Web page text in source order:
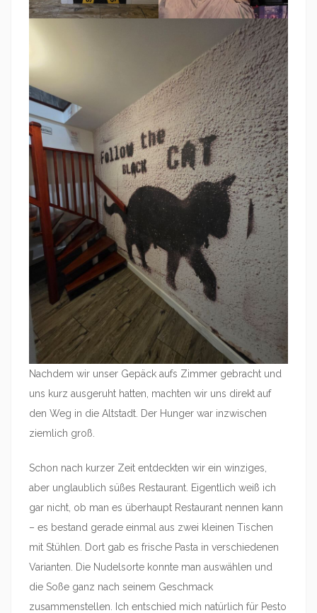
Nachdem wir unser Gepäck aufs Zimmer gebracht und
uns kurz ausgeruht hatten, machten wir uns direkt auf
den Weg in die Altstadt. Der Hunger war inzwischen
ziemlich groß.
Schon nach kurzer Zeit entdeckten wir ein winziges,
aber unglaublich süßes Restaurant. Eigentlich weiß ich
gar nicht, ob man es überhaupt Restaurant nennen kann
– es bestand gerade einmal aus zwei kleinen Tischen
mit Stühlen. Dort gab es frische Pasta in verschiedenen
Varianten. Die Nudelsorte konnte man auswählen und
die Soße ganz nach seinem Geschmack
zusammenstellen. Ich entschied mich natürlich für Pesto